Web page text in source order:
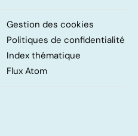
Gestion des cookies
Politiques de confidentialité
Index thématique
Flux Atom